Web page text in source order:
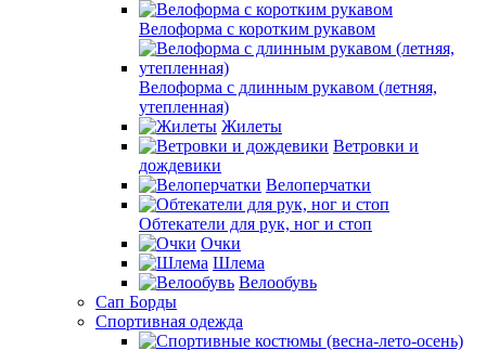
Велоформа с коротким рукавом
Велоформа с длинным рукавом (летняя,
утепленная)
Жилеты
Ветровки и
дождевики
Велоперчатки
Обтекатели для рук, ног и стоп
Очки
Шлема
Велообувь
Сап Борды
Спортивная одежда